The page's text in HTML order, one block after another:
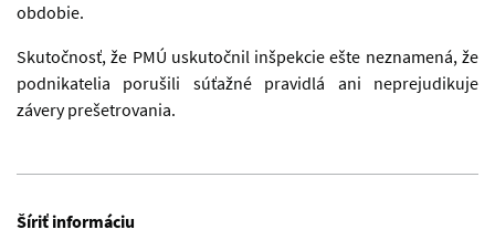
obdobie.
Skutočnosť, že PMÚ uskutočnil inšpekcie ešte neznamená, že
podnikatelia porušili súťažné pravidlá ani neprejudikuje
závery prešetrovania.
Šíriť informáciu